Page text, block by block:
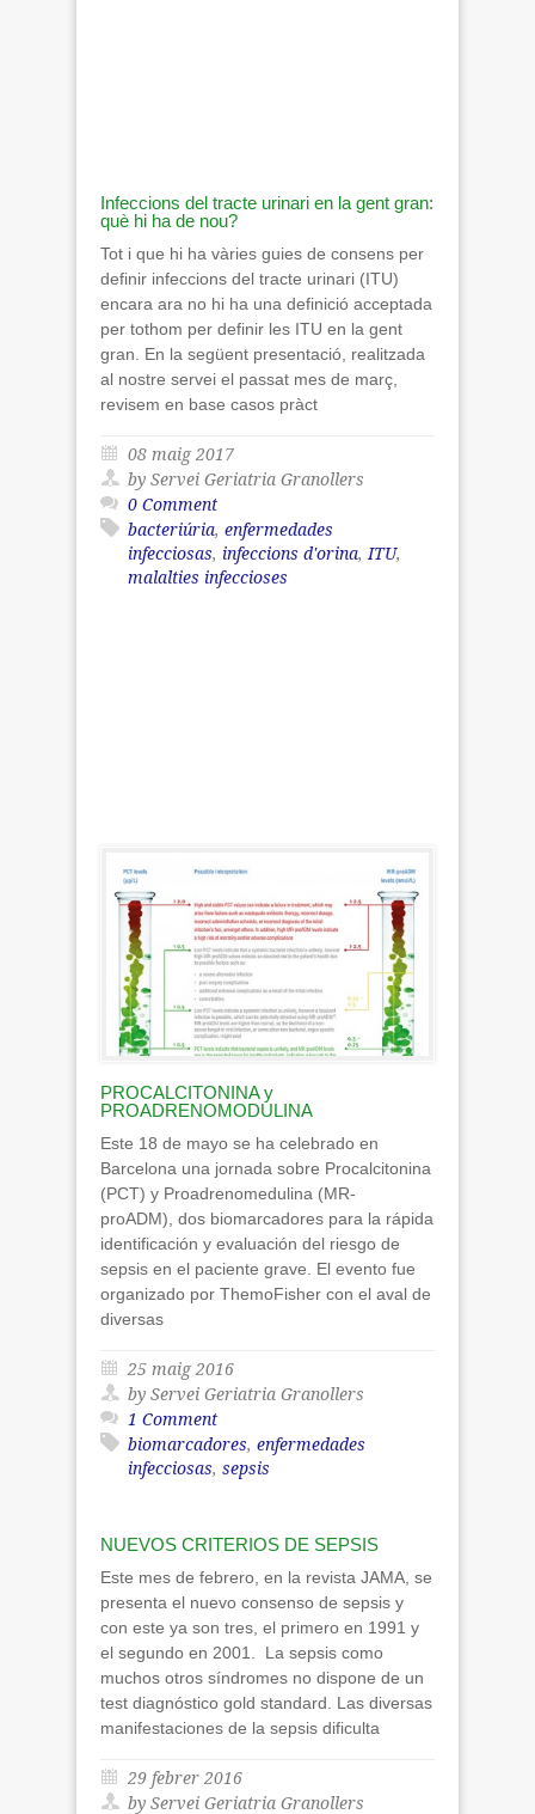
Infeccions del tracte urinari en la gent gran:
què hi ha de nou?
Tot i que hi ha vàries guies de consens per
definir infeccions del tracte urinari (ITU)
encara ara no hi ha una definició acceptada
per tothom per definir les ITU en la gent
gran. En la següent presentació, realitzada
al nostre servei el passat mes de març,
revisem en base casos pràct
08 maig 2017
by Servei Geriatria Granollers
0 Comment
bacteriúria, enfermedades
infecciosas, infeccions d'orina,ITU,
malalties infeccioses
PROCALCITONINA y
PROADRENOMODULINA
Este 18 de mayo se ha celebrado en
Barcelona una jornada sobre Procalcitonina
(PCT) y Proadrenomedulina (MR-
proADM), dos biomarcadores para la rápida
identificación y evaluación del riesgo de
sepsis en el paciente grave. El evento fue
organizado por ThemoFisher con el aval de
diversas
25 maig 2016
by Servei Geriatria Granollers
1 Comment
biomarcadores, enfermedades
infecciosas, sepsis
NUEVOS CRITERIOS DE SEPSIS
Este mes de febrero, en la revista JAMA, se
presenta el nuevo consenso de sepsis y
con este ya son tres, el primero en 1991 y
el segundo en 2001. La sepsis como
muchos otros síndromes no dispone de un
test diagnóstico gold standard. Las diversas
manifestaciones de la sepsis dificulta
29 febrer 2016
by Servei Geriatria Granollers